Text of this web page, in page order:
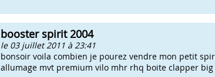
booster spirit 2004
le 03 juillet 2011 à 23:41
bonsoir voila combien je pourez vendre mon petit
allumage mvt premium vilo mhr rhq boite clapper